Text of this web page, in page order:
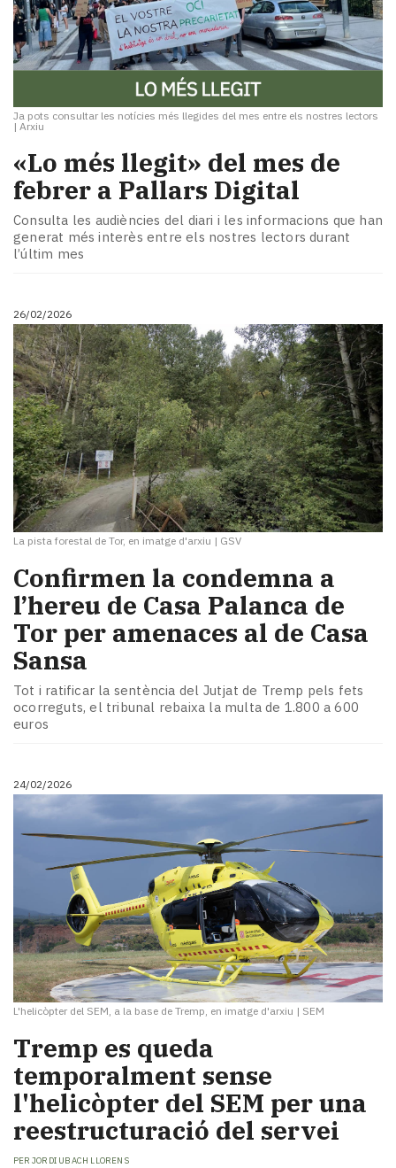
Ja pots consultar les notícies més llegides del mes entre els nostres lectors
| Arxiu
«Lo més llegit» del mes de
febrer a Pallars Digital
Consulta les audiències del diari i les informacions que han
generat més interès entre els nostres lectors durant
l’últim mes
26/02/2026
La pista forestal de Tor, en imatge d'arxiu | GSV
Confirmen la condemna a
l’hereu de Casa Palanca de
Tor per amenaces al de Casa
Sansa
Tot i ratificar la sentència del Jutjat de Tremp pels fets
ocorreguts, el tribunal rebaixa la multa de 1.800 a 600
euros
24/02/2026
L'helicòpter del SEM, a la base de Tremp, en imatge d'arxiu | SEM
Tremp es queda
temporalment sense
l'helicòpter del SEM per una
reestructuració del servei
PER JORDI UBACH LLORENS